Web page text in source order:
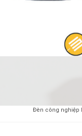
Đèn công nghiệp